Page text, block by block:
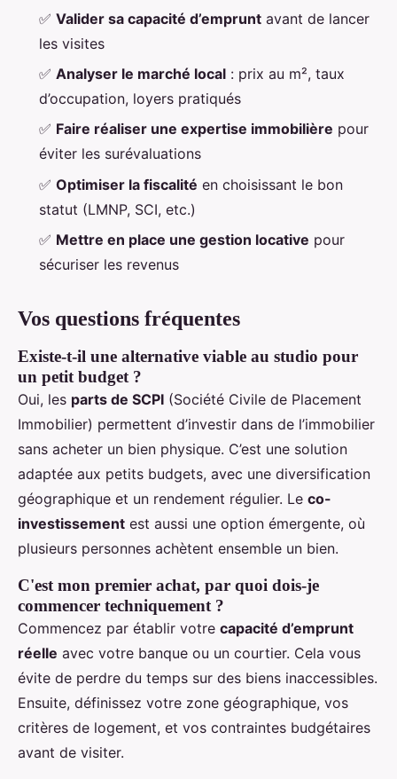
✅ Valider sa capacité d’emprunt avant de lancer
les visites
✅ Analyser le marché local : prix au m², taux
d’occupation, loyers pratiqués
✅ Faire réaliser une expertise immobilière pour
éviter les surévaluations
✅ Optimiser la fiscalité en choisissant le bon
statut (LMNP, SCI, etc.)
✅ Mettre en place une gestion locative pour
sécuriser les revenus
Vos questions fréquentes
Existe-t-il une alternative viable au studio pour
un petit budget ?
Oui, les parts de SCPI (Société Civile de Placement
Immobilier) permettent d’investir dans de l’immobilier
sans acheter un bien physique. C’est une solution
adaptée aux petits budgets, avec une diversification
géographique et un rendement régulier. Le co-
investissement est aussi une option émergente, où
plusieurs personnes achètent ensemble un bien.
C'est mon premier achat, par quoi dois-je
commencer techniquement ?
Commencez par établir votre capacité d’emprunt
réelle avec votre banque ou un courtier. Cela vous
évite de perdre du temps sur des biens inaccessibles.
Ensuite, définissez votre zone géographique, vos
critères de logement, et vos contraintes budgétaires
avant de visiter.